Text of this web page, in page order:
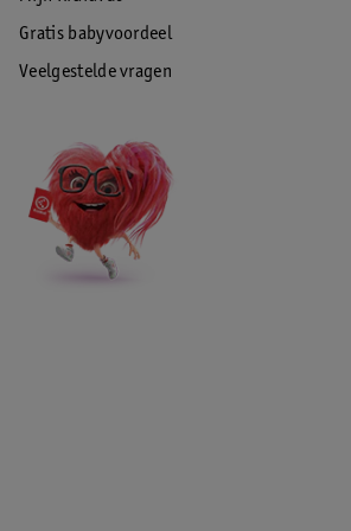
Gratis babyvoordeel
Veelgestelde vragen